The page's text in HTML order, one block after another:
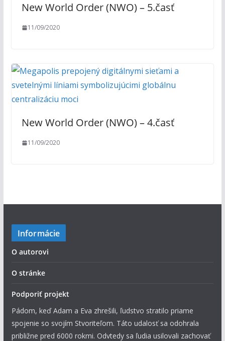
New World Order (NWO) – 5.časť
11/09/2020
New World Order (NWO) – 4.časť
11/09/2020
Informácie
O autorovi
O stránke
Podporiť projekt
Pádom, keď Adam a Eva zhrešili, ľudstvo stratilo priame
spojenie so svojím Stvoriteľom. Táto udalosť sa odohrala
približne pred 6000 rokmi. Odvtedy sa ľudia usilovali zachovať